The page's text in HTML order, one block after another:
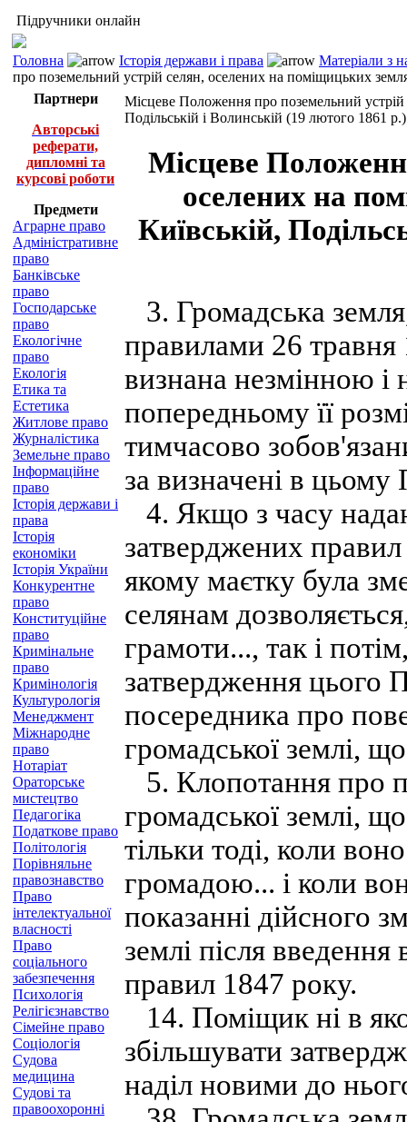
Підручники онлайн
Головна Історія держави і права
Матеріали з
про поземельний устрій селян, оселених на поміщицьких
Партнери
Авторські
реферати,
дипломні та
курсові роботи
Предмети
Аграрне право
Адміністративне
право
Банківське
право
Господарське
право
Екологічне
право
Екологія
Етика та
Естетика
Житлове право
Журналістика
Земельне право
Інформаційне
право
Історія держави і
права
Історія
економіки
Історія України
Конкурентне
право
Конституційне
право
Кримінальне
право
Кримінологія
Культурологія
Менеджмент
Міжнародне
право
Нотаріат
Ораторське
мистецтво
Педагогіка
Податкове право
Політологія
Порівняльне
правознавство
Право
інтелектуальної
власності
Право
соціального
забезпечення
Психологія
Релігієзнавство
Сімейне право
Соціологія
Судова
медицина
Судові та
правоохоронні
Місцеве Положення про поземельний
Подільській і Волинській (19 лютого 1861 р.)
Місцеве
оселених на
Київській,
3. Громадська
правилами 26 травня
визнана незмінною і
попередньому її
тимчасово
за визначені в
4. Якщо з часу
затверджених
якому маєтку була
селянам
грамоти..., так і
затвердження цього
посередника про
громадської землі,
5. Клопотання про
громадської землі,
тільки тоді, коли
громадою... і коли
показанні дійсного
землі після
правил 1847 року.
14. Поміщик ні в
збільшувати
наділ новими до